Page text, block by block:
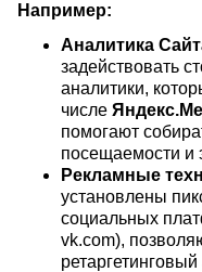
Например:
Аналитика
задействовать
аналитики,
числе
помогают
посещаемости и
Рекламные
установлены
социальных
vk.com),